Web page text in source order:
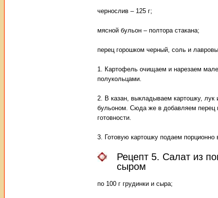
чернослив – 125 г;
мясной бульон – полтора стакана;
перец горошком черный, соль и
1. Картофель очищаем и нарезаем
полукольцами.
2. В казан, выкладываем картошку,
бульоном. Сюда же в добавляем перец
готовности.
3. Готовую картошку подаем
Рецепт 5. Салат из
сыром
по 100 г грудинки и сыра;